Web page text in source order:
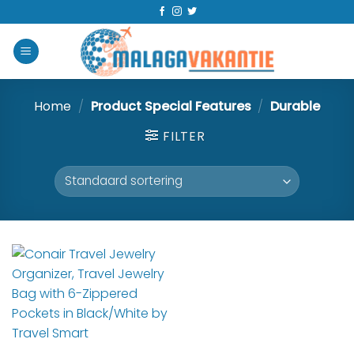
Home / Product Special Features / ‎Durable
FILTER